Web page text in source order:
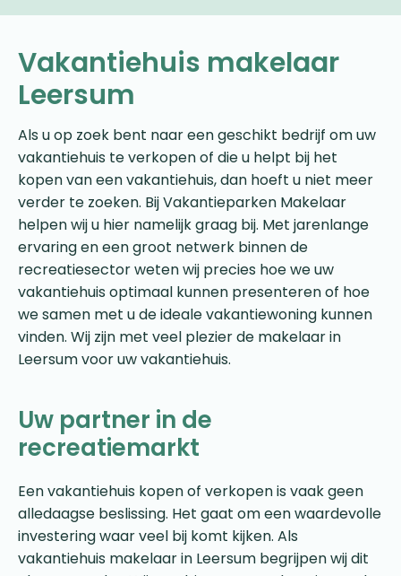
Vakantiehuis makelaar
Leersum
Als u op zoek bent naar een geschikt bedrijf om uw
vakantiehuis te verkopen of die u helpt bij het
kopen van een vakantiehuis, dan hoeft u niet meer
verder te zoeken. Bij Vakantieparken Makelaar
helpen wij u hier namelijk graag bij. Met jarenlange
ervaring en een groot netwerk binnen de
recreatiesector weten wij precies hoe we uw
vakantiehuis optimaal kunnen presenteren of hoe
we samen met u de ideale vakantiewoning kunnen
vinden. Wij zijn met veel plezier de makelaar in
Leersum voor uw vakantiehuis.
Uw partner in de
recreatiemarkt
Een vakantiehuis kopen of verkopen is vaak geen
alledaagse beslissing. Het gaat om een waardevolle
investering waar veel bij komt kijken. Als
vakantiehuis makelaar in Leersum begrijpen wij dit